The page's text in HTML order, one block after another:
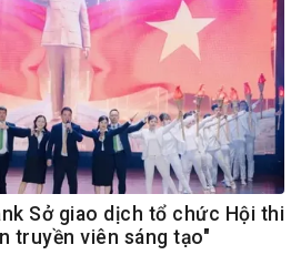
Sở giao dịch tổ chức Hội thi
truyền viên sáng tạo"